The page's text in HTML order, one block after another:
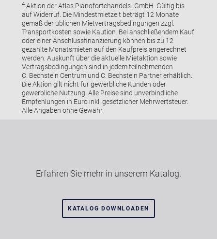
4Aktion der Atlas Pianofortehandels- GmbH. Gültig bis
auf Widerruf. Die Mindestmietzeit beträgt 12 Monate
gemäß der üblichen Mietvertragsbedingungen zzgl.
Transportkosten sowie Kaution. Bei anschließendem Kauf
oder einer Anschlussfinanzierung können bis zu 12
gezahlte Monatsmieten auf den Kaufpreis angerechnet
werden. Auskunft über die aktuelle Mietaktion sowie
Vertragsbedingungen sind in jedem teilnehmenden
C. Bechstein Centrum und C. Bechstein Partner erhältlich.
Die Aktion gilt nicht für gewerbliche Kunden oder
gewerbliche Nutzung. Alle Preise sind unverbindliche
Empfehlungen in Euro inkl. gesetzlicher Mehrwertsteuer.
Alle Angaben ohne Gewähr.
Erfahren Sie mehr in unserem Katalog.
KATALOG DOWNLOADEN